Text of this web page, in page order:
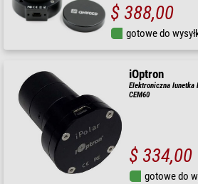
$ 388,00
gotowe do
iOptron
Elektroniczna lunetka
CEM60
$ 334,00
gotowe do